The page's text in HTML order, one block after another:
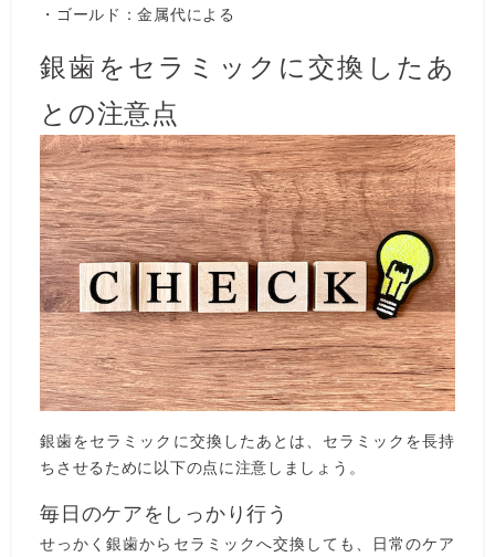
・ゴールド：金属代による
銀歯をセラミックに交換したあ
との注意点
銀歯をセラミックに交換したあとは、セラミックを長持
ちさせるために以下の点に注意しましょう。
毎日のケアをしっかり行う
せっかく銀歯からセラミックへ交換しても、日常のケア